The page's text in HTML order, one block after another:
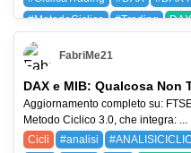
#MetodoCiclico
#Trading
SPX (SP 500)
FabriMe21
DAX e MIB: Qualcosa Non
Aggiornamento completo su: FTSE MIB DAX
Metodo Ciclico 3.0, che integra: ...
Cicli
#analisi